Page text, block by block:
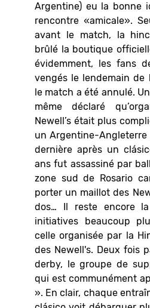
Argentine) eu la bonne
rencontre «amicale».
avant le match, la
brûlé la boutique
évidemment, les fans
vengés le lendemain de
le match a été annulé.
même déclaré
Newell’s était plus
un Argentine-Angleterre
dernière après un
ans fut assassiné par
zone sud de Rosario
porter un maillot des
dos… Il reste encore
initiatives beaucoup
celle organisée par la
des Newell's. Deux fois
derby, le groupe de
qui est communément
». En clair, chaque